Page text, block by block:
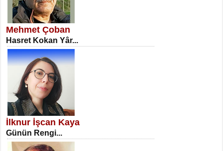
SATILMIŞ ÜMİT ÇETİNKAYA
Erkenlik...
NECLA DİLEK ARSLAN
Öğretmenler Günü Mahkemesi...
Mehmet Çoban
Hasret Kokan Yâr...
İlknur İşcan Kaya
Günün Rengi...